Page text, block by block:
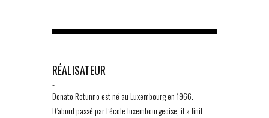
RÉALISATEUR
-
Donato Rotunno est né au Luxembourg en 1966.
D’abord passé par l’école luxembourgeoise, il a finit